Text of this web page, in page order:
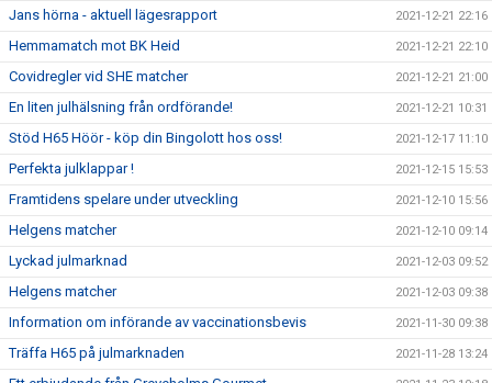
Jans hörna - aktuell lägesrapport 2021-12-21 22:16
Hemmamatch mot BK Heid 2021-12-21 22:10
Covidregler vid SHE matcher 2021-12-21 21:00
En liten julhälsning från ordförande! 2021-12-21 10:31
Stöd H65 Höör - köp din Bingolott hos oss! 2021-12-17 11:10
Perfekta julklappar ! 2021-12-15 15:53
Framtidens spelare under utveckling 2021-12-10 15:56
Helgens matcher 2021-12-10 09:14
Lyckad julmarknad 2021-12-03 09:52
Helgens matcher 2021-12-03 09:38
Information om införande av vaccinationsbevis 2021-11-30 09:38
Träffa H65 på julmarknaden 2021-11-28 13:24